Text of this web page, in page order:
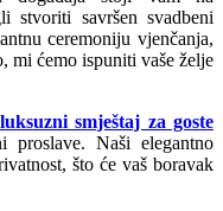
stvoriti savršen svadbeni
ceremoniju vjenčanja,
mi ćemo ispuniti vaše želje
luksuzni smještaj za goste
Naši elegantno
što će vaš boravak